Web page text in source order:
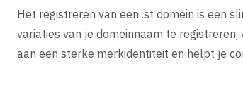
Het registreren van een .st domein is een
variaties van je domeinnaam te
aan een sterke merkidentiteit en helpt je